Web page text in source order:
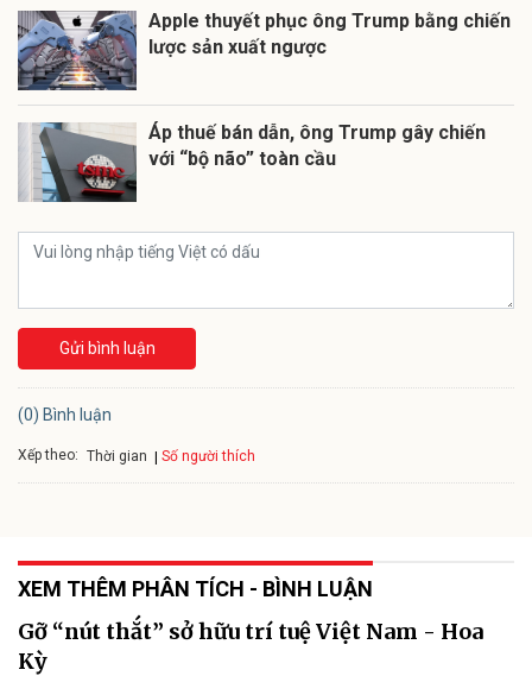
Apple thuyết phục ông Trump bằng chiến
lược sản xuất ngược
Áp thuế bán dẫn, ông Trump gây chiến
với “bộ não” toàn cầu
Gửi bình luận
(0) Bình luận
Xếp theo: Thời gian Số người thích
XEM THÊM PHÂN TÍCH - BÌNH LUẬN
Gỡ “nút thắt” sở hữu trí tuệ Việt Nam - Hoa
Kỳ